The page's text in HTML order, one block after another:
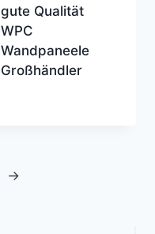
gute Qualität
WPC
Wandpaneele
Großhändler
→